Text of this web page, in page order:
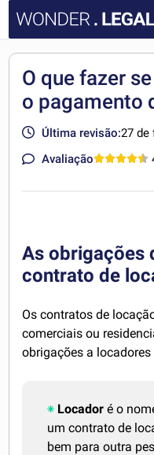
DOCUMENTOS
FAQ
O que fazer
o pagamento
Última revisão:27 de
Avaliação
As obrigações
contrato de
Os contratos de
comerciais ou
obrigações a
Locador é o
um contrato de
bem para outra